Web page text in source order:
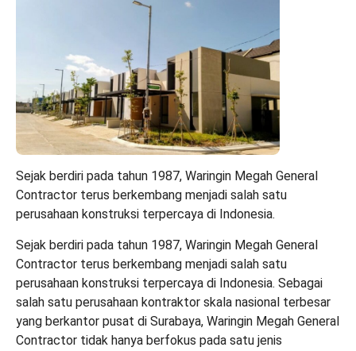
Sejak berdiri pada tahun 1987, Waringin Megah General
Contractor terus berkembang menjadi salah satu
perusahaan konstruksi terpercaya di Indonesia.
Sejak berdiri pada tahun 1987, Waringin Megah General
Contractor terus berkembang menjadi salah satu
perusahaan konstruksi terpercaya di Indonesia. Sebagai
salah satu perusahaan kontraktor skala nasional terbesar
yang berkantor pusat di Surabaya, Waringin Megah General
Contractor tidak hanya berfokus pada satu jenis